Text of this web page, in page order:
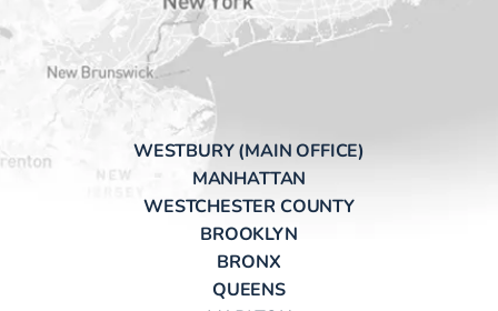
WESTBURY (MAIN OFFICE)
MANHATTAN
WESTCHESTER COUNTY
BROOKLYN
BRONX
QUEENS